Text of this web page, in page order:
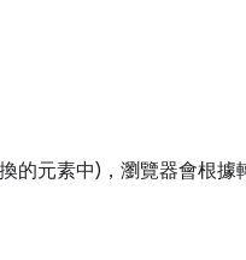
的元素中)，瀏覽器會根據